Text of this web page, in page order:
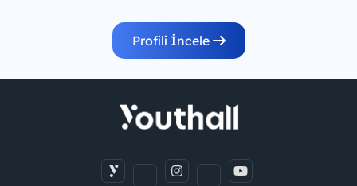
Profili İncele